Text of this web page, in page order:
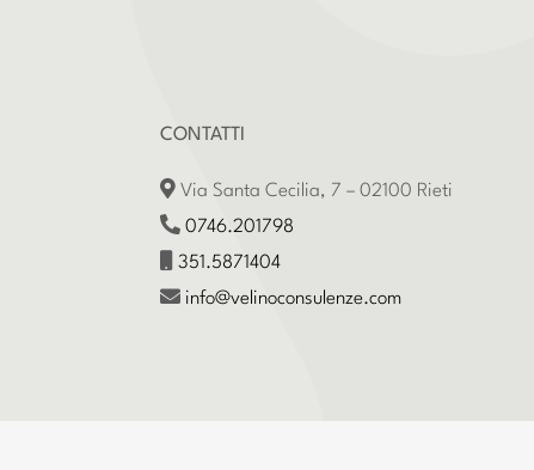
CONTATTI
Via Santa Cecilia, 7 – 02100 Rieti
0746.201798
351.5871404
info@velinoconsulenze.com